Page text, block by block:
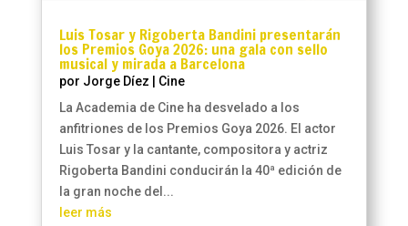
Luis Tosar y Rigoberta Bandini presentarán
los Premios Goya 2026: una gala con sello
musical y mirada a Barcelona
por Jorge Díez | Cine
La Academia de Cine ha desvelado a los
anfitriones de los Premios Goya 2026. El actor
Luis Tosar y la cantante, compositora y actriz
Rigoberta Bandini conducirán la 40ª edición de
la gran noche del...
leer más